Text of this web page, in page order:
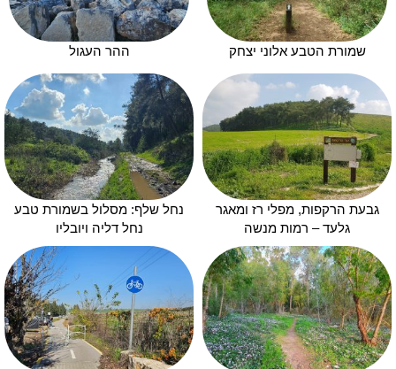
שמורת הטבע אלוני יצחק ההר העגול
גבעת הרקפות, מפלי רז ומאגר
גלעד – רמות מנשה
נחל שלף: מסלול בשמורת טבע
נחל דליה ויובליו